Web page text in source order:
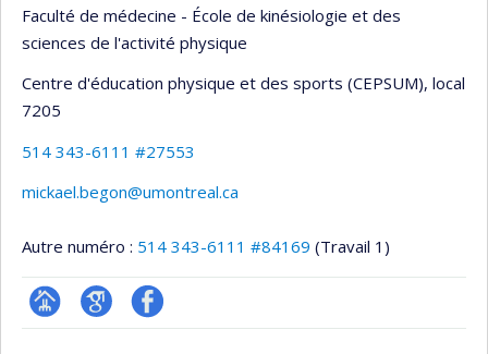
Faculté de médecine - École de kinésiologie et des
sciences de l'activité physique
Centre d'éducation physique et des sports (CEPSUM), local
7205
514 343-6111 #27553
mickael.begon@umontreal.ca
Autre numéro : 514 343-6111 #84169 (Travail 1)
Page GoogleProfil